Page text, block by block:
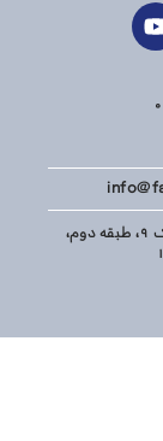
آدرس: تهران، میدان ونک، خیابان گاندی شمالی، پلاک 9، طبقه دوم،